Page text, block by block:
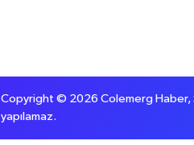
Copyright © 2026 Colemerg Haber,
yapılamaz.